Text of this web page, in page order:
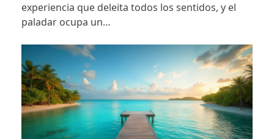
experiencia que deleita todos los sentidos, y el
paladar ocupa un…